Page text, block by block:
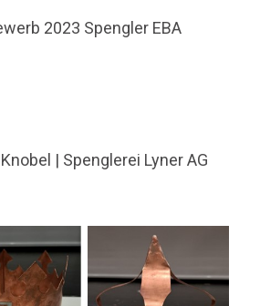
2023 Spengler EBA
| Spenglerei Lyner AG